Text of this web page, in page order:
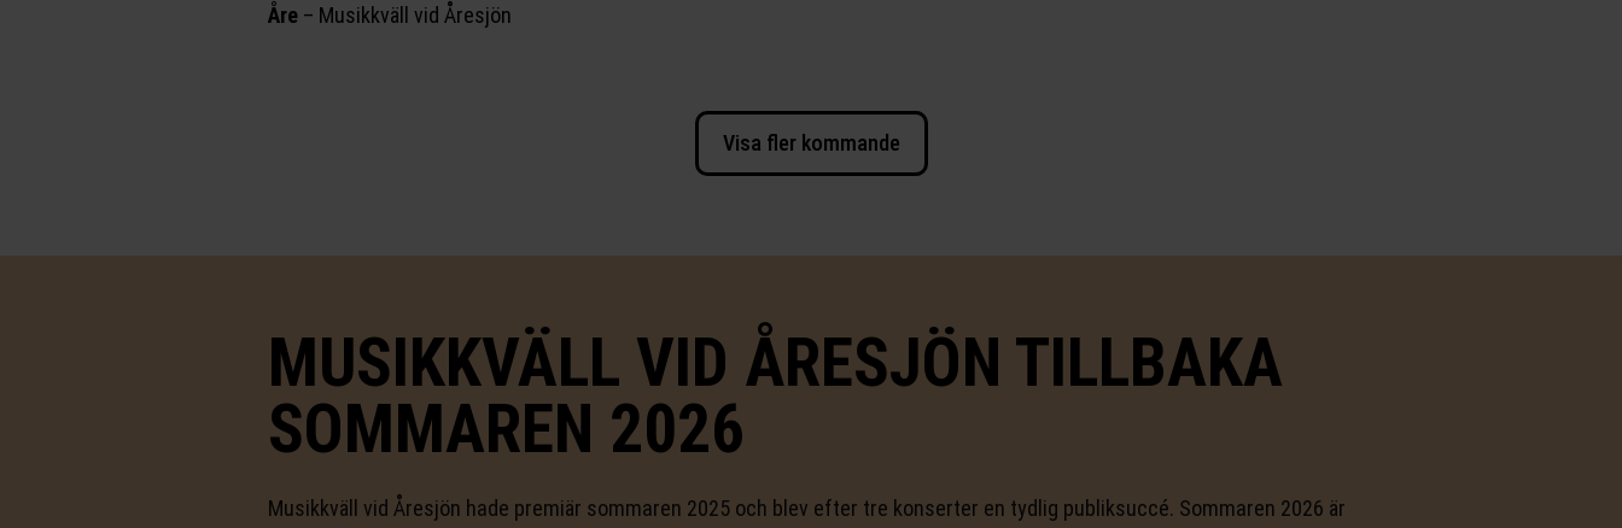
Åre – Musikkväll vid Åresjön
Visa fler kommande
MUSIKKVÄLL VID ÅRESJÖN TILLBAKA
SOMMAREN 2026
Musikkväll vid Åresjön hade premiär sommaren 2025 och blev efter tre konserter en tydlig publiksuccé. Sommaren 2026 är